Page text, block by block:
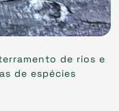
de rios e
de espécies